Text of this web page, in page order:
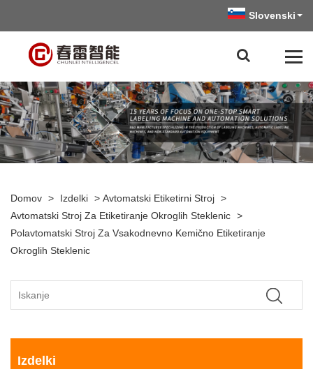
Slovenski
Domov > Izdelki > Avtomatski Etiketirni Stroj >
Avtomatski Stroj Za Etiketiranje Okroglih Steklenic >
Polavtomatski Stroj Za Vsakodnevno Kemično Etiketiranje
Okroglih Steklenic
Izdelki